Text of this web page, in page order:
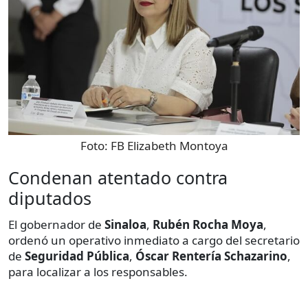
Foto: FB Elizabeth Montoya
Condenan atentado contra
diputados
El gobernador de Sinaloa, Rubén Rocha Moya,
ordenó un operativo inmediato a cargo del secretario
de Seguridad Pública, Óscar Rentería Schazarino,
para localizar a los responsables.